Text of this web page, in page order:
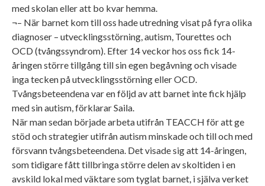
med skolan eller att bo kvar hemma.
¬– När barnet kom till oss hade utredning visat på fyra olika
diagnoser – utvecklingsstörning, autism, Tourettes och
OCD (tvångssyndrom). Efter 14 veckor hos oss fick 14-
åringen större tillgång till sin egen begåvning och visade
inga tecken på utvecklingsstörning eller OCD.
Tvångsbeteendena var en följd av att barnet inte fick hjälp
med sin autism, förklarar Saila.
När man sedan började arbeta utifrån TEACCH för att ge
stöd och strategier utifrån autism minskade och till och med
försvann tvångsbeteendena. Det visade sig att 14-åringen,
som tidigare fått tillbringa större delen av skoltiden i en
avskild lokal med väktare som tyglat barnet, i själva verket